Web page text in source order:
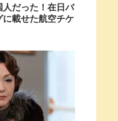
だった！在日バ
に載せた航空チケ